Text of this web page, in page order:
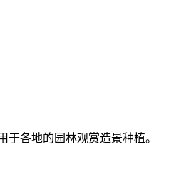
各地的园林观赏造景种植。